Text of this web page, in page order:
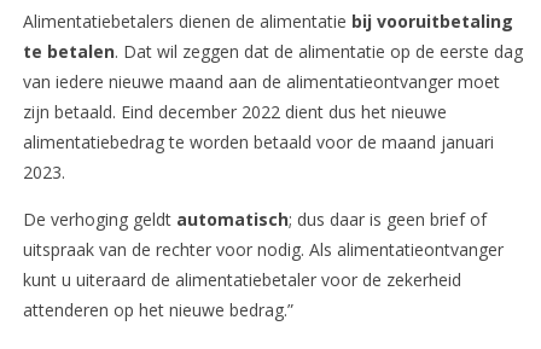
Alimentatiebetalers dienen de alimentatie bij vooruitbetaling
te betalen. Dat wil zeggen dat de alimentatie op de eerste dag
van iedere nieuwe maand aan de alimentatieontvanger moet
zijn betaald. Eind december 2022 dient dus het nieuwe
alimentatiebedrag te worden betaald voor de maand januari
2023.
De verhoging geldt automatisch; dus daar is geen brief of
uitspraak van de rechter voor nodig. Als alimentatieontvanger
kunt u uiteraard de alimentatiebetaler voor de zekerheid
attenderen op het nieuwe bedrag.”